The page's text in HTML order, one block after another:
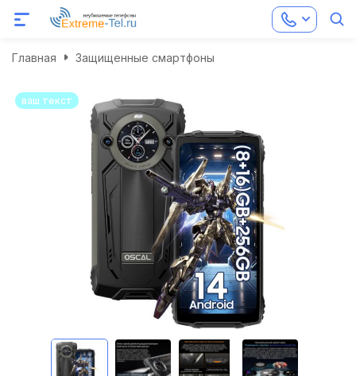
Главная Защищенные смартфоны
ваш текст